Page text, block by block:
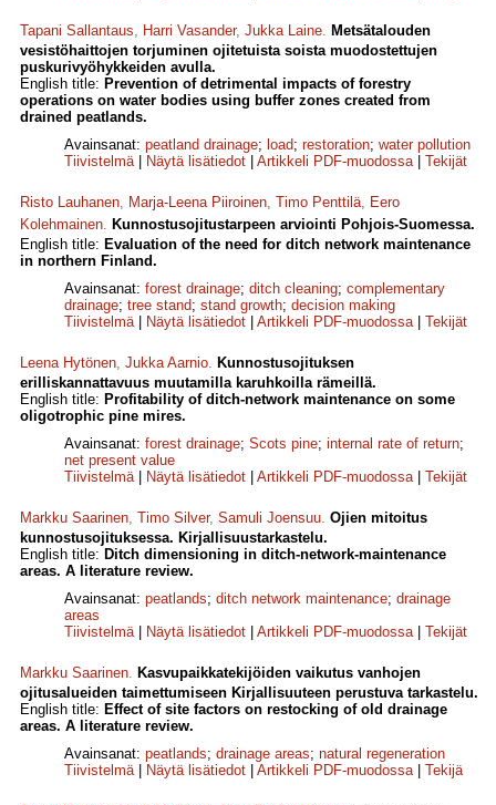
Tapani Sallantaus, Harri Vasander, Jukka Laine. Metsätalouden
vesistöhaittojen torjuminen ojitetuista soista muodostettujen
puskurivyöhykkeiden avulla.
English title: Prevention of detrimental impacts of forestry
operations on water bodies using buffer zones created from
drained peatlands.
Avainsanat: peatland drainage; load; restoration; water pollution
Tiivistelmä| Näytä lisätiedot Artikkeli PDF-muodossa| Tekijät
Risto Lauhanen, Marja-Leena Piiroinen, Timo Penttilä, Eero
Kolehmainen. Kunnostusojitustarpeen arviointi Pohjois-Suomessa.
English title: Evaluation of the need for ditch network maintenance
in northern Finland.
Avainsanat: forest drainage; ditch cleaning; complementary
drainage; tree stand; stand growth; decision making
Tiivistelmä| Näytä lisätiedot Artikkeli PDF-muodossa| Tekijät
Leena Hytönen, Jukka Aarnio. Kunnostusojituksen
erilliskannattavuus muutamilla karuhkoilla rämeillä.
English title: Profitability of ditch-network maintenance on some
oligotrophic pine mires.
Avainsanat: forest drainage; Scots pine; internal rate of return;
net present value
Tiivistelmä| Näytä lisätiedot Artikkeli PDF-muodossa| Tekijät
Markku Saarinen, Timo Silver, Samuli Joensuu. Ojien mitoitus
kunnostusojituksessa. Kirjallisuustarkastelu.
English title: Ditch dimensioning in ditch-network-maintenance
areas. A literature review.
Avainsanat: peatlands; ditch network maintenance; drainage
areas
Tiivistelmä| Näytä lisätiedot Artikkeli PDF-muodossa| Tekijät
Markku Saarinen. Kasvupaikkatekijöiden vaikutus vanhojen
ojitusalueiden taimettumiseen Kirjallisuuteen perustuva tarkastelu.
English title: Effect of site factors on restocking of old drainage
areas. A literature review.
Avainsanat: peatlands; drainage areas; natural regeneration
Tiivistelmä| Näytä lisätiedot Artikkeli PDF-muodossa| Tekijä